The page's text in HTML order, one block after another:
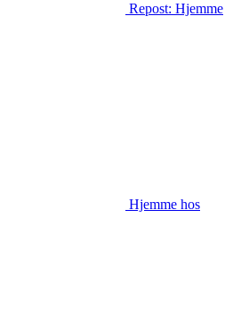
Repost: Hjemme
Hjemme hos